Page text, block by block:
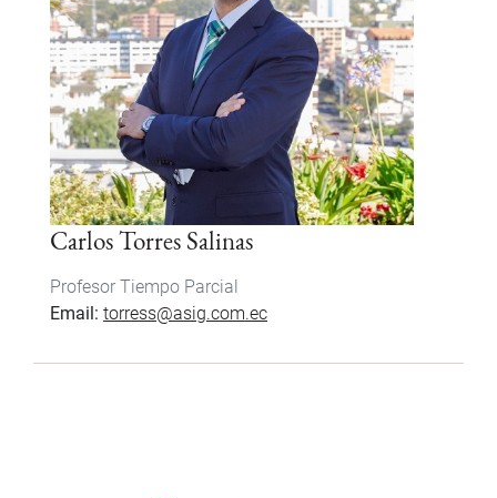
Carlos Torres Salinas
Profesor Tiempo Parcial
Email torress@asig.com.ec